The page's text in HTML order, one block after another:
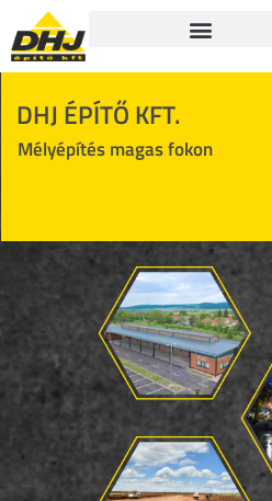
DHJ ÉPÍTŐ KFT.
Mélyépítés magas fokon